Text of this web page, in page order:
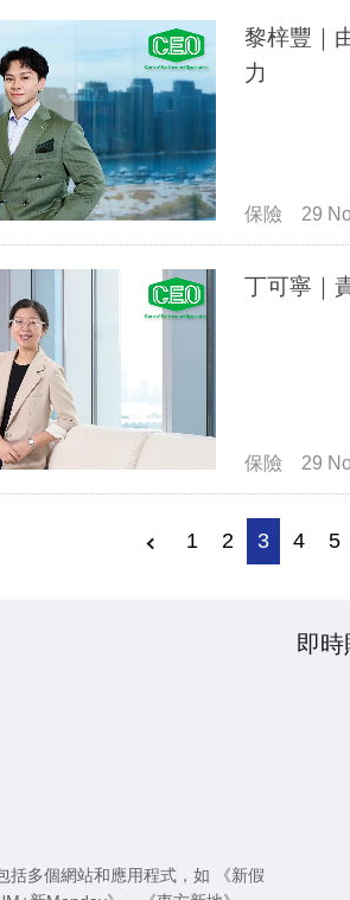
黎梓豐｜
力
保險 29
保險 29
1 2 3 4 5
括多個網站和應用程式，如
《新假
即時